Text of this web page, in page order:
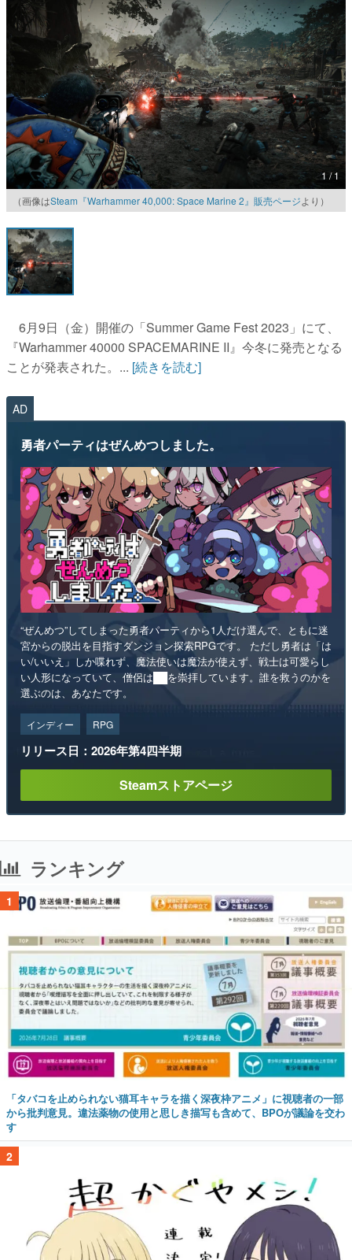
なんでゲームは面白い？
ゲーム開発者・hamatsu氏がゲームの魅力を画面や操作の
具体的な形から解き明かしていく、硬派で骨太な評論連載
です。
ゲームが変えた日本語
「経験値」「裏技」「ラスボス」… ゲームにまつわる言葉
の起源や用法の変遷を、コンピューター文化史研究家・タ
イニーP氏が徹底調査。
カテゴリ
特集記事
マンガ
女性向け
アプリレビュー
その他
電ファミニコゲーマーとは？
運営：株式会社マレ
1 / 1
（画像はSteam『Warhammer 40,000: Space Marine 2』販売ページより）
6月9日（金）開催の「Summer Game Fest 2023」にて、
『Warhammer 40000 SPACEMARINE II』今冬に発売となる
ことが発表された。... [続きを読む]
AD
勇者パーティはぜんめつしました。
“ぜんめつ”してしまった勇者パーティから1人だけ選んで、ともに迷
宮からの脱出を目指すダンジョン探索RPGです。 ただし勇者は「は
い/いいえ」しか喋れず、魔法使いは魔法が使えず、戦士は可愛らし
い人形になっていて、僧侶は██を崇拝しています。誰を救うのかを
選ぶのは、あなたです。
インディー RPG
リリース日：2026年第4四半期
Steamストアページ
ランキング
1
「タバコを止められない猫耳キャラを描く深夜枠アニメ」に視聴者の一部
から批判意見。違法薬物の使用と思しき描写も含めて、BPOが議論を交わ
す
2